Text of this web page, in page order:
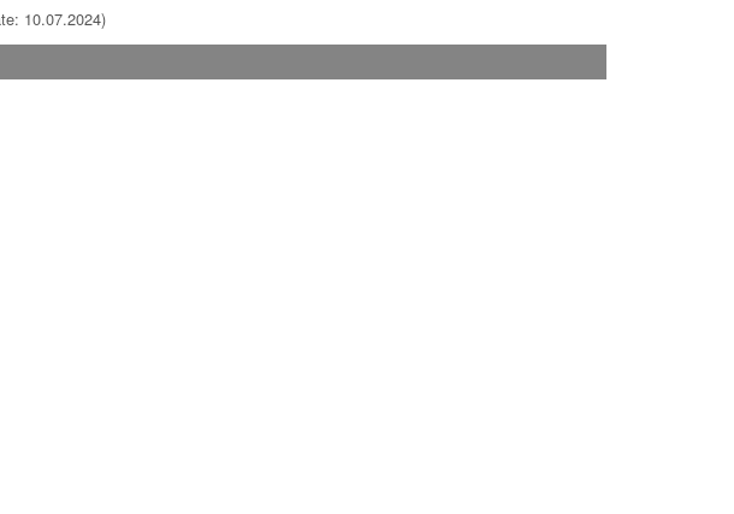
10.07.2024)